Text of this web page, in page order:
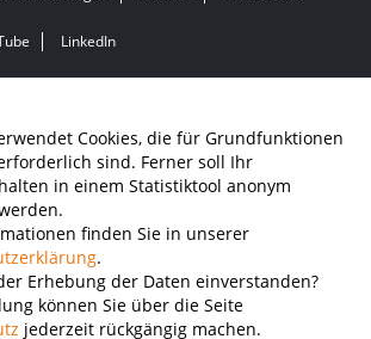
Cookies, die für Grundfunktionen
sind. Ferner soll Ihr
in einem Statistiktool anonym
finden Sie in unserer
.
Erhebung der Daten einverstanden?
können Sie über die Seite
jederzeit rückgängig machen.
LinkedIn